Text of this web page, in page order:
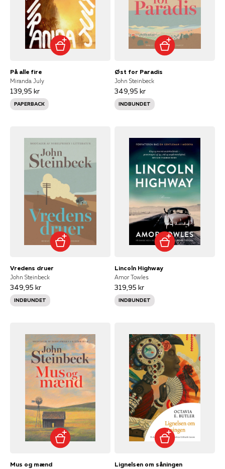
På alle fire
Miranda July
139,95 kr
PAPERBACK
Øst for Paradis
John Steinbeck
349,95 kr
INDBUNDET
Vredens druer
John Steinbeck
349,95 kr
INDBUNDET
Lincoln Highway
Amor Towles
319,95 kr
INDBUNDET
Mus og mænd Lignelsen om såningen